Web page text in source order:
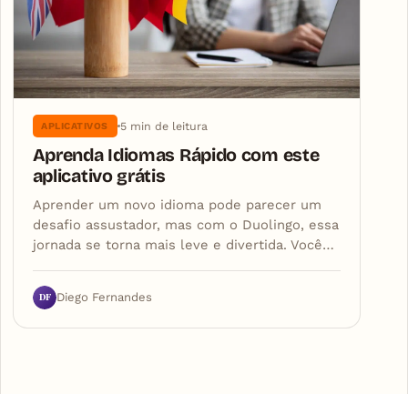
APLICATIVOS 5 min de leitura
Aprenda Idiomas Rápido com este
aplicativo grátis
Aprender um novo idioma pode parecer um
desafio assustador, mas com o Duolingo, essa
jornada se torna mais leve e divertida. Você…
DF Diego Fernandes